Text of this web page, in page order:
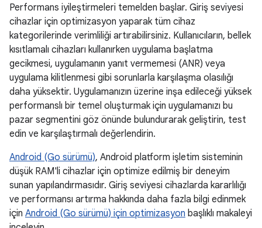
Performans iyileştirmeleri temelden başlar. Giriş seviyesi
cihazlar için optimizasyon yaparak tüm cihaz
kategorilerinde verimliliği artırabilirsiniz. Kullanıcıların, bellek
kısıtlamalı cihazları kullanırken uygulama başlatma
gecikmesi, uygulamanın yanıt vermemesi (ANR) veya
uygulama kilitlenmesi gibi sorunlarla karşılaşma olasılığı
daha yüksektir. Uygulamanızın üzerine inşa edileceği yüksek
performanslı bir temel oluşturmak için uygulamanızı bu
pazar segmentini göz önünde bulundurarak geliştirin, test
edin ve karşılaştırmalı değerlendirin.
Android (Go sürümü), Android platform işletim sisteminin
düşük RAM'li cihazlar için optimize edilmiş bir deneyim
sunan yapılandırmasıdır. Giriş seviyesi cihazlarda kararlılığı
ve performansı artırma hakkında daha fazla bilgi edinmek
için Android (Go sürümü) için optimizasyon başlıklı makaleyi